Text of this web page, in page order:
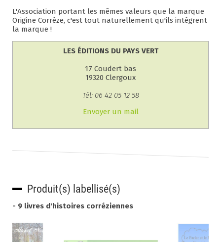
L'Association portant les mêmes valeurs que la marque
Origine Corrèze, c'est tout naturellement qu'ils intègrent
la marque !
LES ÉDITIONS DU PAYS VERT
17 Coudert bas
19320 Clergoux
Tél: 06 42 05 12 58
Envoyer un mail
Produit(s) labellisé(s)
- 9 livres d'histoires corréziennes